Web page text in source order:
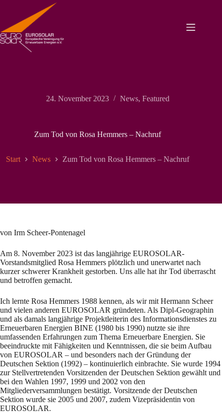
springen
24. November 2023 News, Featured
Zum Tod von Rosa Hemmers – Nachruf
Start News Zum Tod von Rosa Hemmers – Nachruf
von Irm Scheer-Pontenagel
Am 8. November 2023 ist das langjährige EUROSOLAR-
Vorstandsmitglied Rosa Hemmers plötzlich und unerwartet nach
kurzer schwerer Krankheit gestorben. Uns alle hat ihr Tod überrascht
und betroffen gemacht.
Ich lernte Rosa Hemmers 1988 kennen, als wir mit Hermann Scheer
und vielen anderen EUROSOLAR gründeten. Als Dipl-Geographin
und als damals langjährige Projektleiterin des Informationsdienstes zu
Erneuerbaren Energien BINE (1980 bis 1990) nutzte sie ihre
umfassenden Erfahrungen zum Thema Erneuerbare Energien. Sie
beeindruckte mit Fähigkeiten und Kenntnissen, die sie beim Aufbau
von EUROSOLAR – und besonders nach der Gründung der
Deutschen Sektion (1992) – kontinuierlich einbrachte. Sie wurde 1994
zur Stellvertretenden Vorsitzenden der Deutschen Sektion gewählt und
bei den Wahlen 1997, 1999 und 2002 von den
Mitgliederversammlungen bestätigt. Vorsitzende der Deutschen
Sektion wurde sie 2005 und 2007, zudem Vizepräsidentin von
EUROSOLAR.